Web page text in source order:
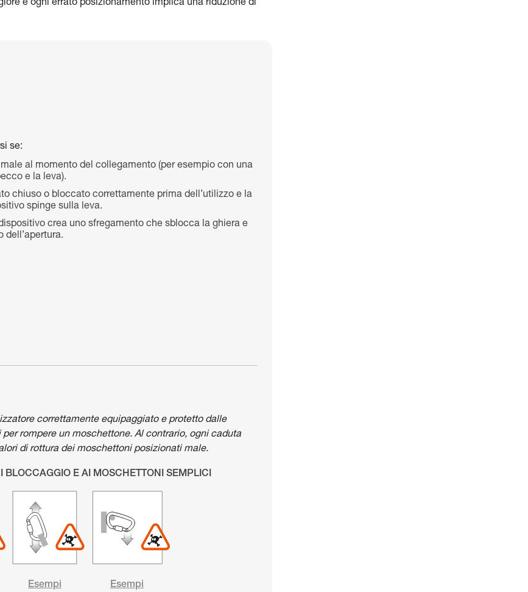
e ogni errato posizionamento implica una riduzione di
se:
al momento del collegamento (per esempio con una
e la leva).
chiuso o bloccato correttamente prima dell’utilizzo e la
spinge sulla leva.
crea uno sfregamento che sblocca la ghiera e
dell’apertura.
correttamente equipaggiato e protetto dalle
rompere un moschettone. Al contrario, ogni caduta
di rottura dei moschettoni posizionati male.
E AI MOSCHETTONI SEMPLICI
Esempi Esempi